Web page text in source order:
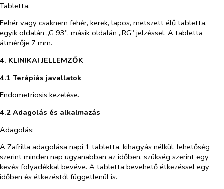
Tabletta.
Fehér vagy csaknem fehér, kerek, lapos, metszett élű tabletta,
egyik oldalán „G 93”, másik oldalán „RG” jelzéssel. A tabletta
átmérője 7 mm.
4. KLINIKAI JELLEMZŐK
4.1 Terápiás javallatok
Endometriosis kezelése.
4.2 Adagolás és alkalmazás
Adagolás:
A Zafrilla adagolása napi 1 tabletta, kihagyás nélkül, lehetőség
szerint minden nap ugyanabban az időben, szükség szerint egy
kevés folyadékkal bevéve. A tabletta bevehető étkezéssel egy
időben és étkezéstől függetlenül is.